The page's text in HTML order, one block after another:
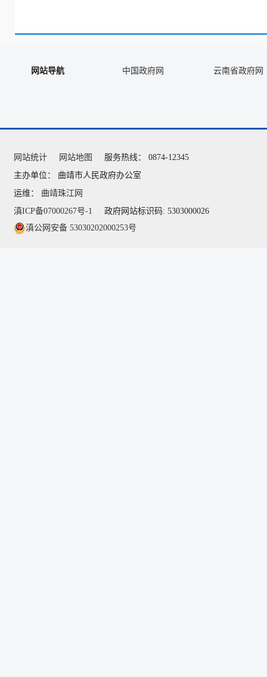
网站导航 中国政府网 云南省政府网
网站统计 网站地图
服务热线： 0874-12345
主办单位： 曲靖市人民政府办公室
运维： 曲靖珠江网
滇ICP备07000267号-1
政府网站标识码: 5303000026
滇公网安备 53030202000253号